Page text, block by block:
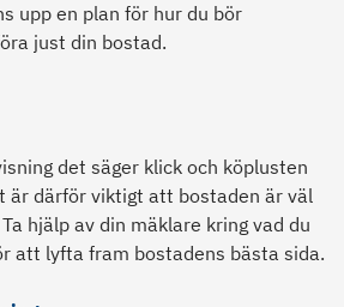
upp en plan för hur du bör
just din bostad.
det säger klick och köplusten
är därför viktigt att bostaden är väl
hjälp av din mäklare kring vad du
att lyfta fram bostadens bästa sida.